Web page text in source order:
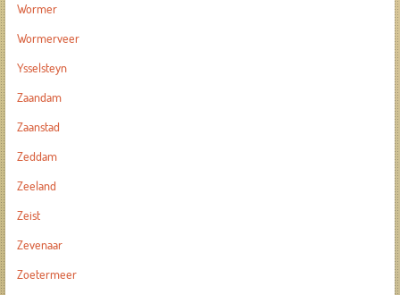
Wormer
Wormerveer
Ysselsteyn
Zaandam
Zaanstad
Zeddam
Zeeland
Zeist
Zevenaar
Zoetermeer